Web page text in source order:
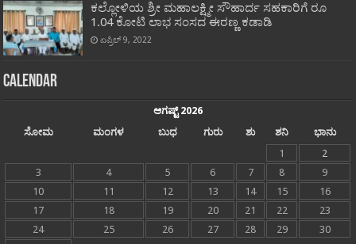
ಕಲ್ಲೋಳಿಯ ಶ್ರೀ ಮಹಾಲಕ್ಷ್ಮೀ ಸೌಹಾರ್ದ ಸಹಕಾರಿಗೆ ರೂ
1.04 ಕೋಟಿ ಲಾಭ ಸಂಸದ ಈರಣ್ಣ ಕಡಾಡಿ
ಏಪ್ರಿಲ್ 9, 2022
Calendar
ಆಗಷ್ಟ್ 2026
ಸೋಮ
ಮಂಗಳ ಬುಧ ಗುರು ಶು ಶನಿ
ಭಾನು
1
2
3
4 5 6 7 8
9
10
11 12 13 14 15
16
17
18 19 20 21 22
23
24
25 26 27 28 29
30